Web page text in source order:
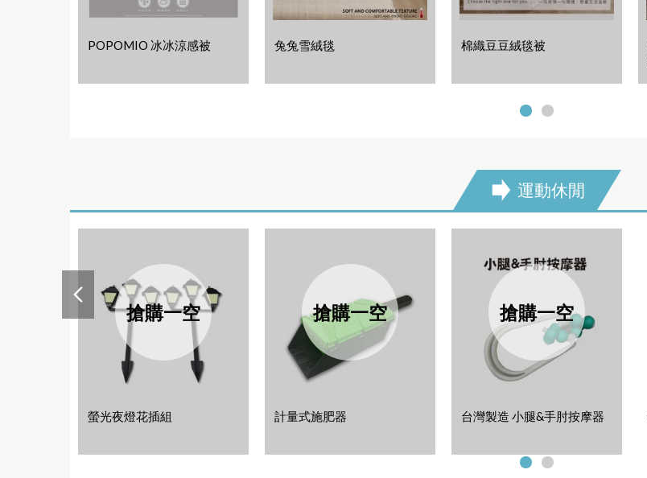
POPOMIO 冰冰涼感被 兔兔雪絨毯 棉織豆豆絨毯被
運動休閒
搶購一空
螢光夜燈花插組
搶購一空
計量式施肥器
搶購一空
台灣製造 小腿&手肘按摩器
next